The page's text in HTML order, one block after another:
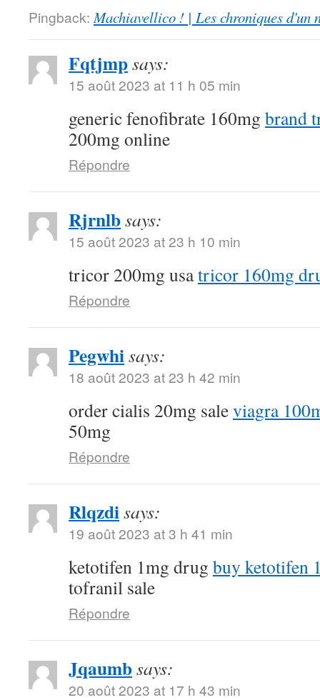
Pingback: Machiavellico ! | Les chroniques d'un
Fqtjmpsays:
15 août 2023 at 11 h 05 min
generic fenofibrate 160mg brand
200mg online
Répondre
Rjrnlbsays:
15 août 2023 at 23 h 10 min
tricor 200mg usatricor 160mg
Répondre
Pegwhisays:
18 août 2023 at 23 h 42 min
order cialis 20mg saleviagra
50mg
Répondre
Rlqzdisays:
19 août 2023 at 3 h 41 min
ketotifen 1mg drug buy ketotifen
tofranil sale
Répondre
Jqaumbsays:
20 août 2023 at 17 h 43 min